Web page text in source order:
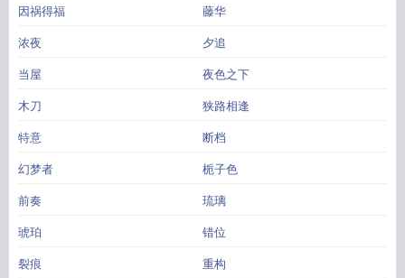
因祸得福 藤华
浓夜 夕追
当屋 夜色之下
木刀 狭路相逢
特意 断档
幻梦者 栀子色
前奏 琉璃
琥珀 错位
裂痕 重构